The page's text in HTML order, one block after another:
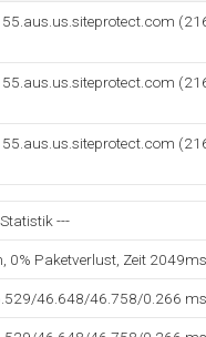
---
0% Paketverlust, Zeit 2049ms
46.648/46.758/0.266 ms